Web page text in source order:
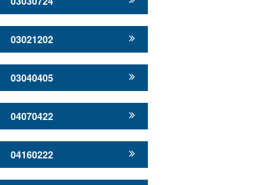
03021202
03040405
04070422
04160222